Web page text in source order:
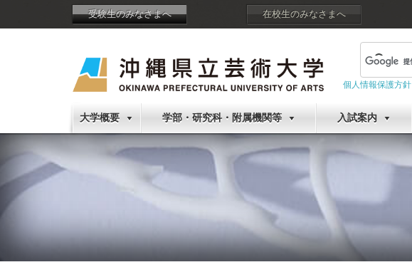
受験生のみなさまへ 在校生のみなさまへ
個人情報保護方針
大学概要 学部・研究科・附属機関等 入試案内